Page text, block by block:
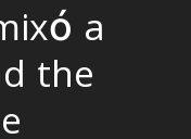
a
the